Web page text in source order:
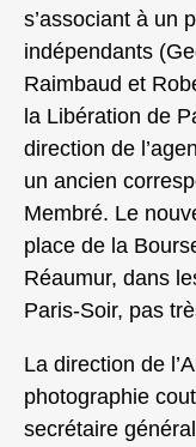
s’associant à un
indépendants
Raimbaud et
la Libération de
direction de
un ancien
Membré. Le
place de la
Réaumur, dans
Paris-Soir, pas
La direction de
photographie
secrétaire